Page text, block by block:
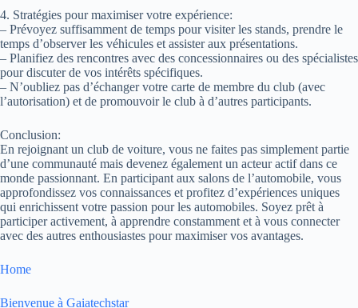
4. Stratégies pour maximiser votre expérience:
– Prévoyez suffisamment de temps pour visiter les stands, prendre le
temps d’observer les véhicules et assister aux présentations.
– Planifiez des rencontres avec des concessionnaires ou des spécialistes
pour discuter de vos intérêts spécifiques.
– N’oubliez pas d’échanger votre carte de membre du club (avec
l’autorisation) et de promouvoir le club à d’autres participants.
Conclusion:
En rejoignant un club de voiture, vous ne faites pas simplement partie
d’une communauté mais devenez également un acteur actif dans ce
monde passionnant. En participant aux salons de l’automobile, vous
approfondissez vos connaissances et profitez d’expériences uniques
qui enrichissent votre passion pour les automobiles. Soyez prêt à
participer activement, à apprendre constamment et à vous connecter
avec des autres enthousiastes pour maximiser vos avantages.
Home
Bienvenue à Gaiatechstar